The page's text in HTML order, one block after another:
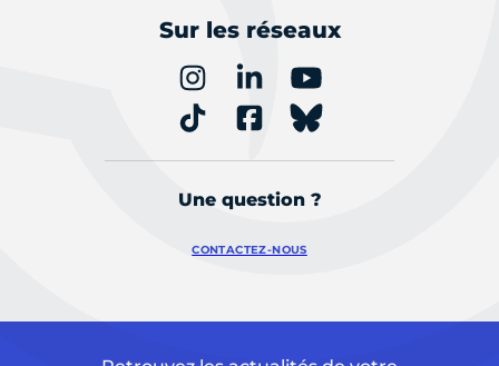
Sur les réseaux
Une question ?
CONTACTEZ-NOUS